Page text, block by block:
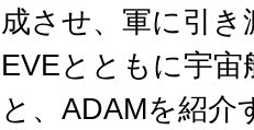
成させ、軍に引
EVEとともに宇
と、ADAMを紹介